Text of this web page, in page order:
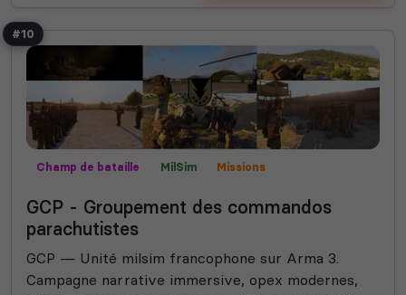
#10
Champ de bataille MilSim
Missions
GCP - Groupement des commandos
parachutistes
GCP — Unité milsim francophone sur Arma 3.
Campagne narrative immersive, opex modernes,